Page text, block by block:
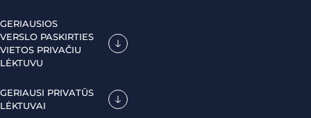
GERIAUSIOS
VERSLO PASKIRTIES
VIETOS PRIVAČIU
LĖKTUVU
GERIAUSI PRIVATŪS
LĖKTUVAI